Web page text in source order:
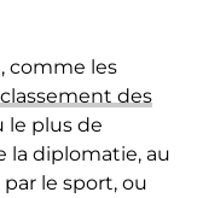
comme les
des
le plus de
la diplomatie, au
le sport, ou